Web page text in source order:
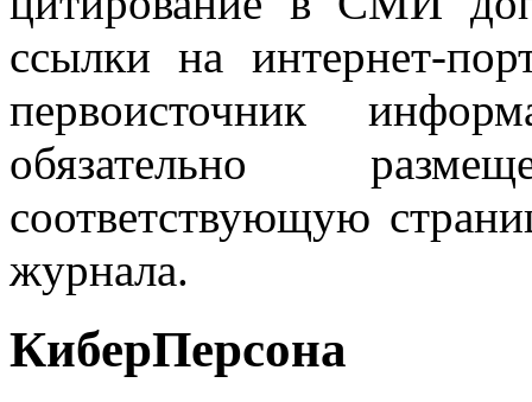
ссылки на интернет-
первоисточник
обязательно
соответствующую
журнала.
КиберПерсона